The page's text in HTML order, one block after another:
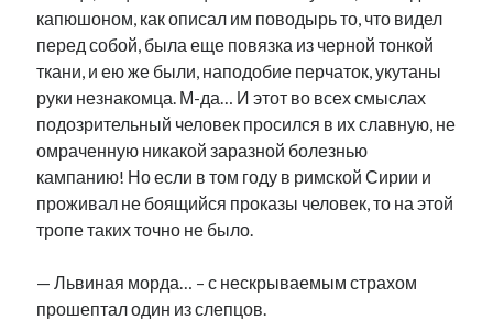
капюшоном, как описал им поводырь то, что видел
перед собой, была еще повязка из черной тонкой
ткани, и ею же были, наподобие перчаток, укутаны
руки незнакомца. М-да… И этот во всех смыслах
подозрительный человек просился в их славную, не
омраченную никакой заразной болезнью
кампанию! Но если в том году в римской Сирии и
проживал не боящийся проказы человек, то на этой
тропе таких точно не было.
— Львиная морда… – с нескрываемым страхом
прошептал один из слепцов.